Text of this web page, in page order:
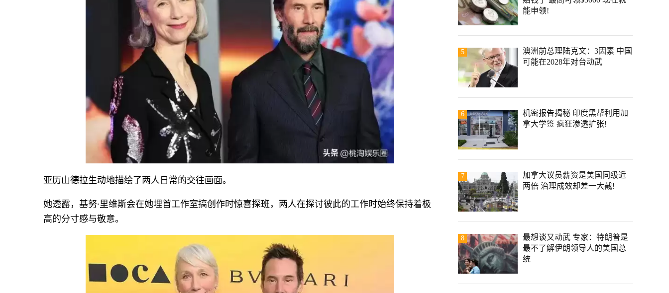
亚历山德拉生动地描绘了两人日常的交往画面。
她透露，基努·里维斯会在她埋首工作室搞创作时惊喜探班，两人在探讨彼此的工作时始终保持着极
高的分寸感与敬意。
能申领!
5
澳洲前总理陆克文：3因素 中国
可能在2028年对台动武
6
机密报告揭秘 印度黑帮利用加
拿大学签 疯狂渗透扩张!
7
加拿大议员薪资是美国同级近
两倍 治理成效却差一大截!
8
最想谈又动武 专家：特朗普是
最不了解伊朗领导人的美国总
统